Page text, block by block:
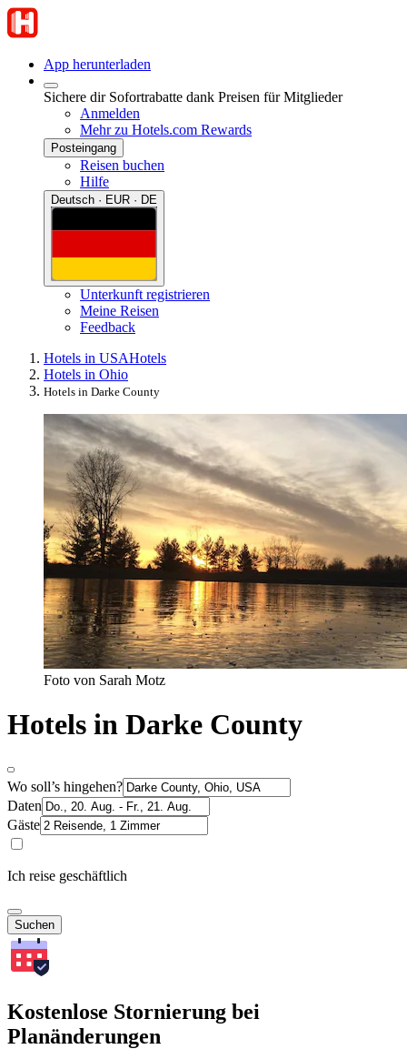
App herunterladen
Sichere dir Sofortrabatte dank Preisen für Mitglieder
Anmelden
Mehr zu Hotels.com Rewards
Posteingang
Reisen buchen
Hilfe
Deutsch · EUR · DE
Unterkunft registrieren
Meine Reisen
Feedback
Hotels in USAHotels
Hotels in Ohio
Hotels in Darke County
Foto von Sarah Motz
Hotels in Darke County
Wo soll’s hingehen?
Daten
Gäste
Ich reise geschäftlich
Suchen
Kostenlose Stornierung bei
Planänderungen